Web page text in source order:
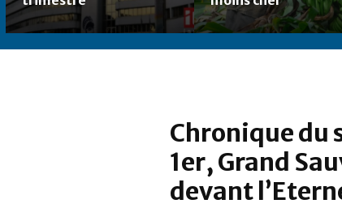
Chronique du
1er, Grand
devant